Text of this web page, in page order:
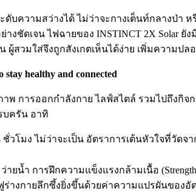
บความสว่างได้ ไม่ว่าจะกางเต็นท์กลางป่า
ชัดเจน ไฟฉายของ INSTINCT 2X Solar
ผู้สวมใส่จึงถูกสังเกตเห็นได้ง่าย เพิ่มความป
stay healthy and connected
พ การออกกำลังกาย ไลฟ์สไตล์ รวมไปถึงกิจ
บครัน อาทิ
มง ไม่ว่าจะเป็น อัตราการเต้นหัวใจที่วัดจ
น้ำ การฝึกความแข็งแรงกล้ามเนื้อ
างกายลึกซึ้งยิ่งขึ้นด้วยค่าความแปรผันของ